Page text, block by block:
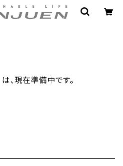
現在準備中です。